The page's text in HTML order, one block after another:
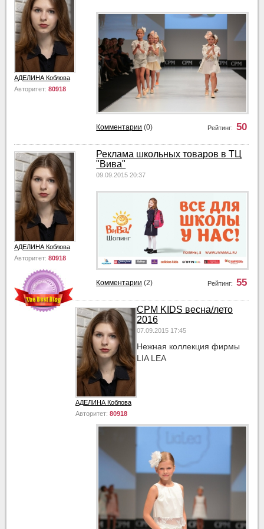
АДЕЛИНА Коблова
Авторитет: 80918
Комментарии (0) Рейтинг: 50
АДЕЛИНА Коблова
Авторитет: 80918
Реклама школьных товаров в ТЦ
"Вива"
09.09.2015 20:37
Комментарии (2) Рейтинг: 55
АДЕЛИНА Коблова
Авторитет: 80918
CPM KIDS весна/лето
2016
07.09.2015 17:45
Нежная коллекция фирмы
LIA LEA